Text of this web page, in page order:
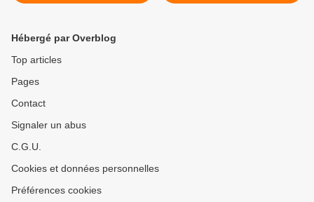
Hébergé par Overblog
Top articles
Pages
Contact
Signaler un abus
C.G.U.
Cookies et données personnelles
Préférences cookies